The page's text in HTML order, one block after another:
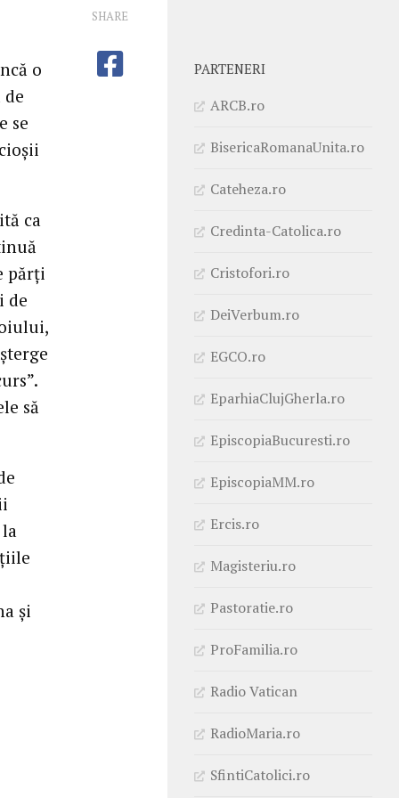
o
se
ca
părți
de
să
și
SHARE
PARTENERI
ARCB.ro
BisericaRomanaUnita.ro
Cateheza.ro
Credinta-Catolica.ro
Cristofori.ro
DeiVerbum.ro
EGCO.ro
EparhiaClujGherla.ro
EpiscopiaBucuresti.ro
EpiscopiaMM.ro
Ercis.ro
Magisteriu.ro
Pastoratie.ro
ProFamilia.ro
Radio Vatican
RadioMaria.ro
SfintiCatolici.ro